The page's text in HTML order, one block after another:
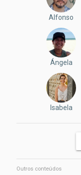
Alfonso
Ángela
Isabela
Outros conteúdos